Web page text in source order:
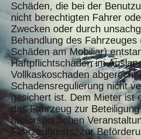
Schäden, die bei der
nicht berechtigten Fahrer
Zwecken oder durch
Behandlung des Fahrzeuges
Schäden am Mobiliar)
Haftpflichtschäden im
Vollkaskoschaden
Schadensregulierung nicht
gesichert ist. Dem Mieter ist
das Fahrzeug zur
motorsportlichen
Fahrzeugtests, zur